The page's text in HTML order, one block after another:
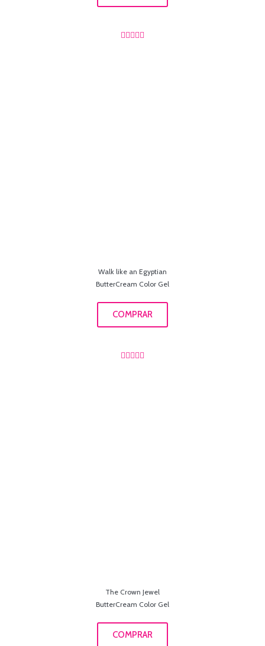

Walk like an Egyptian
ButterCream Color Gel
COMPRAR

The Crown Jewel
ButterCream Color Gel
COMPRAR